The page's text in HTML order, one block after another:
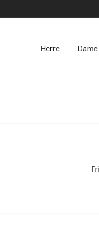
Herre Dame